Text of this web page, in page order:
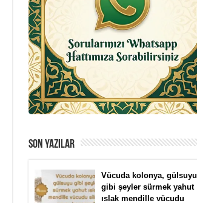
SON YAZILAR
Vücuda kolonya, gülsuyu
gibi şeyler sürmek yahut
ıslak mendille vücudu